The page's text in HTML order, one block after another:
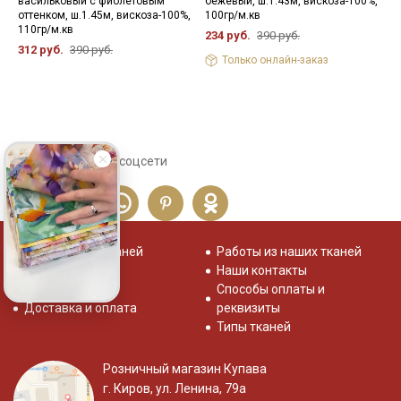
оттенком, ш.1.45м, вискоза-100%,
110гр/м.кв
312 руб. 390 руб.
100гр/м.кв
234 руб. 390 руб.
Только онлайн-заказ
Сохраните себе в соцсети
Распродажа тканей
Отзывы о нас
Доставка и оплата
Работы из наших тканей
Наши контакты
Способы оплаты и
реквизиты
Типы тканей
Розничный магазин Купава
г. Киров, ул. Ленина, 79а